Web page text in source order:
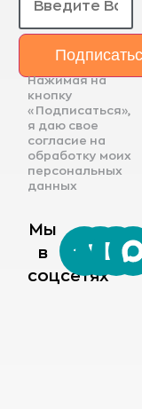
Нажимая на
кнопку
«Подписаться»,
я даю свое
согласие на
обработку моих
персональных
данных
Мы
в
соцсетях